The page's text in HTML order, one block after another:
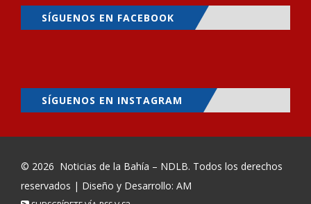
SÍGUENOS EN FACEBOOK
SÍGUENOS EN INSTAGRAM
© 2026 Noticias de la Bahía – NDLB. Todos los derechos
reservados | Diseño y Desarrollo: AM